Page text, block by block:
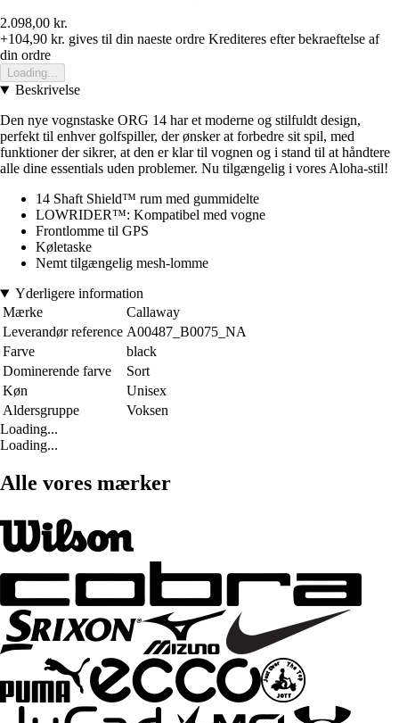
2.098,00 kr.
+104,90 kr. gives til din naeste ordre Krediteres efter bekraeftelse af
din ordre
Loading...
Beskrivelse
Den nye vognstaske ORG 14 har et moderne og stilfuldt design,
perfekt til enhver golfspiller, der ønsker at forbedre sit spil, med
funktioner der sikrer, at den er klar til vognen og i stand til at håndtere
alle dine essentials uden problemer. Nu tilgængelig i vores Aloha-stil!
14 Shaft Shield™ rum med gummidelte
LOWRIDER™: Kompatibel med vogne
Frontlomme til GPS
Køletaske
Nemt tilgængelig mesh-lomme
Yderligere information
Mærke
Callaway
Leverandør reference A00487_B0075_NA
Farve
black
Dominerende farve
Sort
Køn
Unisex
Aldersgruppe
Voksen
Loading...
Loading...
Alle vores mærker